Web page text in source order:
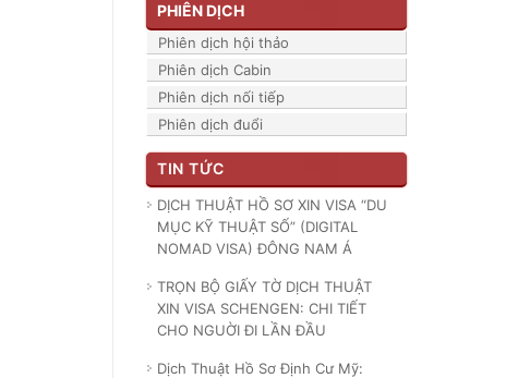
PHIÊN DỊCH
Phiên dịch hội thảo
Phiên dịch Cabin
Phiên dịch nối tiếp
Phiên dịch đuổi
TIN TỨC
DỊCH THUẬT HỒ SƠ XIN VISA “DU
MỤC KỸ THUẬT SỐ” (DIGITAL
NOMAD VISA) ĐÔNG NAM Á
TRỌN BỘ GIẤY TỜ DỊCH THUẬT
XIN VISA SCHENGEN: CHI TIẾT
CHO NGUỜI ĐI LẦN ĐẦU
Dịch Thuật Hồ Sơ Định Cư Mỹ: